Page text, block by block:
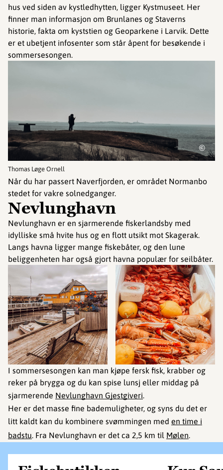
hus ved siden av kystledhytten, ligger Kystmuseet. Her
finner man informasjon om Brunlanes og Staverns
historie, fakta om kyststien og Geoparkene i Larvik. Dette
er et ubetjent infosenter som står åpent for besøkende i
sommersesongen.
©
Thomas Løge Ornell
Når du har passert Naverfjorden, er området Normanbo
stedet for vakre solnedganger.
Nevlunghavn
Nevlunghavn er en sjarmerende fiskerlandsby med
idylliske små hvite hus og en flott utsikt mot Skagerak.
Langs havna ligger mange fiskebåter, og den lune
beliggenheten har også gjort havna populær for seilbåter.
© ©
I sommersesongen kan man kjøpe fersk fisk, krabber og
reker på brygga og du kan spise lunsj eller middag på
sjarmerende Nevlunghavn Gjestgiveri.
Her er det masse fine bademuligheter, og syns du det er
litt kaldt kan du kombinere svømmingen med en time i
badstu. Fra Nevlunghavn er det ca 2,5 km til Mølen.